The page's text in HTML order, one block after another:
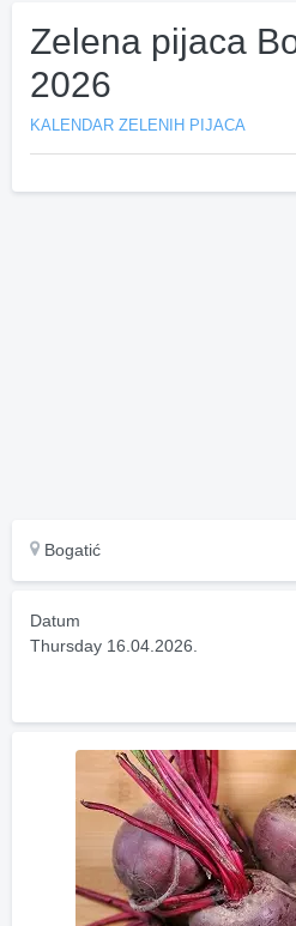
Zelena pijaca
2026
KALENDAR ZELENIH PIJACA
Bogatić
Datum
Thursday 16.04.2026.